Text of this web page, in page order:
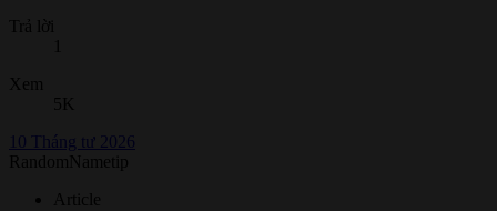
Trả lời
Xem
5K
10 Tháng tư 2026
RandomNametip
Article